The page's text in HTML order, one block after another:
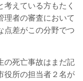
えている方もたく
理者の審査において
点差がこの分野でつ
の死亡事故はまだ記
役所の担当者２名が